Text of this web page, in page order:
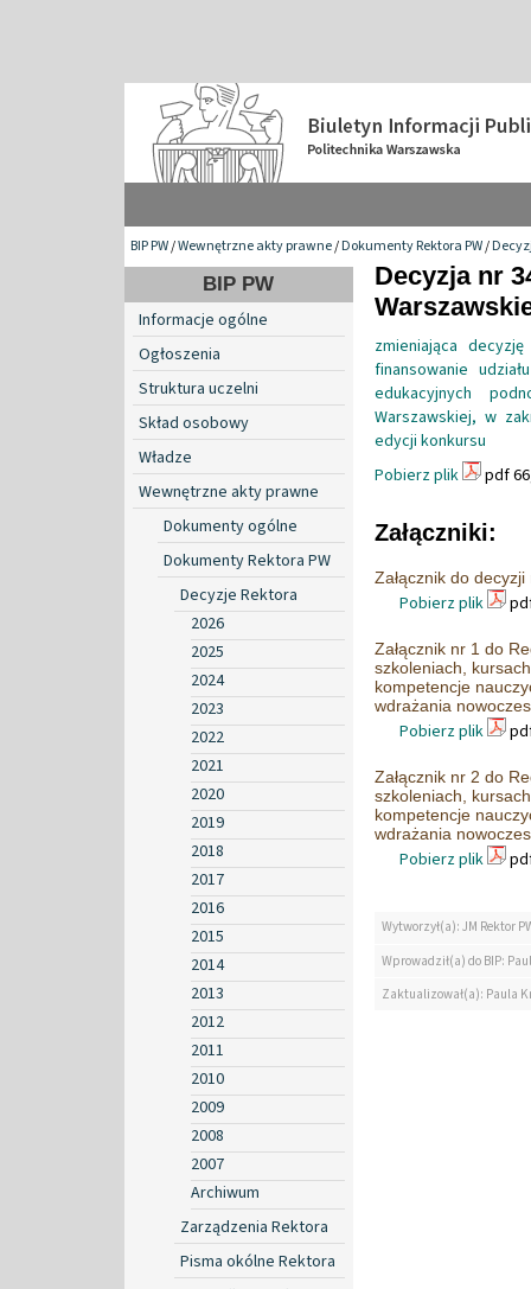
BIP PW/Wewnętrzne akty prawne/Dokumenty Rektora PW/
BIP PW
Informacje ogólne
Ogłoszenia
Struktura uczelni
Skład osobowy
Władze
Wewnętrzne akty prawne
Dokumenty ogólne
Dokumenty Rektora PW
Decyzje Rektora
2026
2025
2024
2023
2022
2021
2020
2019
2018
2017
2016
2015
2014
2013
2012
2011
2010
2009
2008
2007
Archiwum
Zarządzenia Rektora
Pisma okólne Rektora
Decyzja nr
zmieniająca
finansowanie
edukacyjnych
Warszawskiej, w
edycji konkursu
Pobierz plik
pdf
Załączniki:
Załącznik do
Pobierz plik
Załącznik nr 1 do
szkoleniach,
kompetencje
wdrażania
Pobierz plik
Załącznik nr 2 do
szkoleniach,
kompetencje
wdrażania
Pobierz plik
Wytworzył(a): JM Rektor
Wprowadził(a) do BIP:
Zaktualizował(a): Paula